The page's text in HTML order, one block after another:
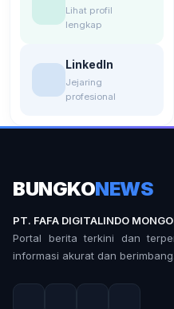
Lihat profil
lengkap
LinkedIn
Jejaring
profesional
BUNGKONEWS
PT. FAFA DIGITALINDO
Portal berita terkini dan
informasi akurat dan berimbang.